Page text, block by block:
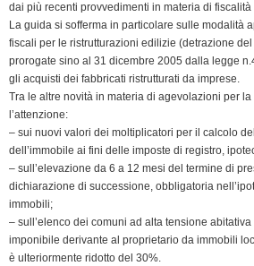
o
k
I
n
r
p
p
a
m
n
k
r
i
e
n
l
y
dai più recenti provvedimenti in materia di
La guida si sofferma in particolare sulle modalità
fiscali per le ristrutturazioni edilizie (detrazione del
prorogate sino al 31 dicembre 2005 dalla legge
gli acquisti dei fabbricati ristrutturati da imprese.
Tra le altre novità in materia di agevolazioni per
l’attenzione:
– sui nuovi valori dei moltiplicatori per il calcolo
dell’immobile ai fini delle imposte di registro,
– sull’elevazione da 6 a 12 mesi del termine di
dichiarazione di successione, obbligatoria
immobili;
– sull’elenco dei comuni ad alta tensione
imponibile derivante al proprietario da immobili
è ulteriormente ridotto del 30%.